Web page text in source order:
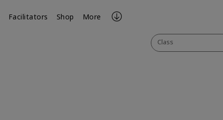
Facilitators Shop More
Class